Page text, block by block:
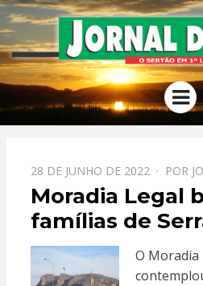
O
PPOSTADO
EM
28 DE JUNHO DE 2022 POR
Moradia Legal
famílias de
O Moradia